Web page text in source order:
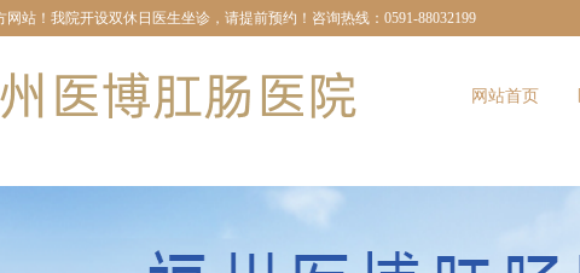
站！我院开设双休日医生坐诊，请提前预约！咨询热线：0591-88032199
网站首页